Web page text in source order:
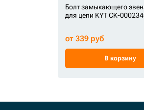
Болт замыкающего
для цепи KYT СК-
от 339 руб
В корзину